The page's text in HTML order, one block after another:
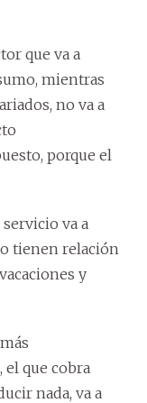
que va a
mientras
no va a
porque el
va a
tienen relación
y
el que cobra
nada, va a